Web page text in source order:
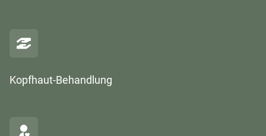
Kopfhaut-Behandlung